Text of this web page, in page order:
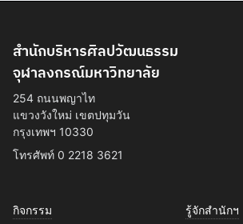
สำนักบริหารศิลปวัฒนธรรม
จุฬาลงกรณ์มหาวิทยาลัย
254 ถนนพญาไท
แขวงวังใหม่ เขตปทุมวัน
กรุงเทพฯ 10330
โทรศัพท์ 0 2218 3621
กิจกรรม รู้จักสำนักฯ